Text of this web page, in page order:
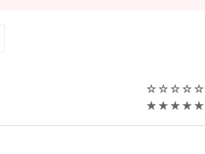
☆ ☆ ☆ ☆ ☆
★ ★ ★ ★ ★